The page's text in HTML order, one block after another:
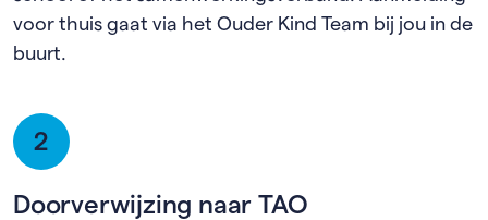
voor thuis gaat via het Ouder Kind Team bij jou in de
buurt.
2
Doorverwijzing naar TAO